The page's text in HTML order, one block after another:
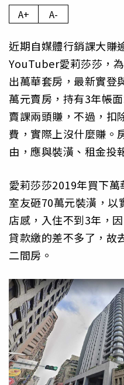
A+ A-
近期自媒體行銷課大賺
YouTuber愛莉莎莎，
出萬華套房，最新實登
萬元賣房，持有3年帳
賣課兩頭賺，不過，扣
費，實際上沒什麼賺。
由，應與裝潢、租金投
愛莉莎莎2019年買下
室友砸70萬元裝潢，以
店感，入住不到3年，
貸款繳的差不多了，故
二間房。